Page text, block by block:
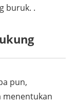
buruk. .
pun,
menentukan